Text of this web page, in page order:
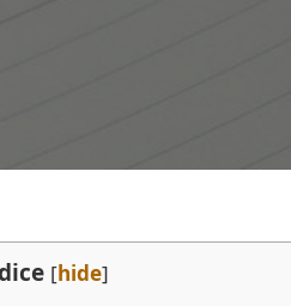
[hide]